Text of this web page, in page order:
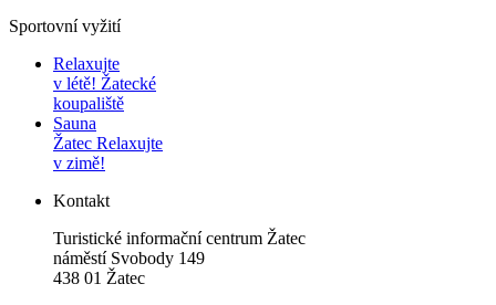
Sportovní vyžití
Relaxujte
v létě! Žatecké
koupaliště
Sauna
Žatec Relaxujte
v zimě!
Kontakt
Turistické informační centrum Žatec
náměstí Svobody 149
438 01 Žatec